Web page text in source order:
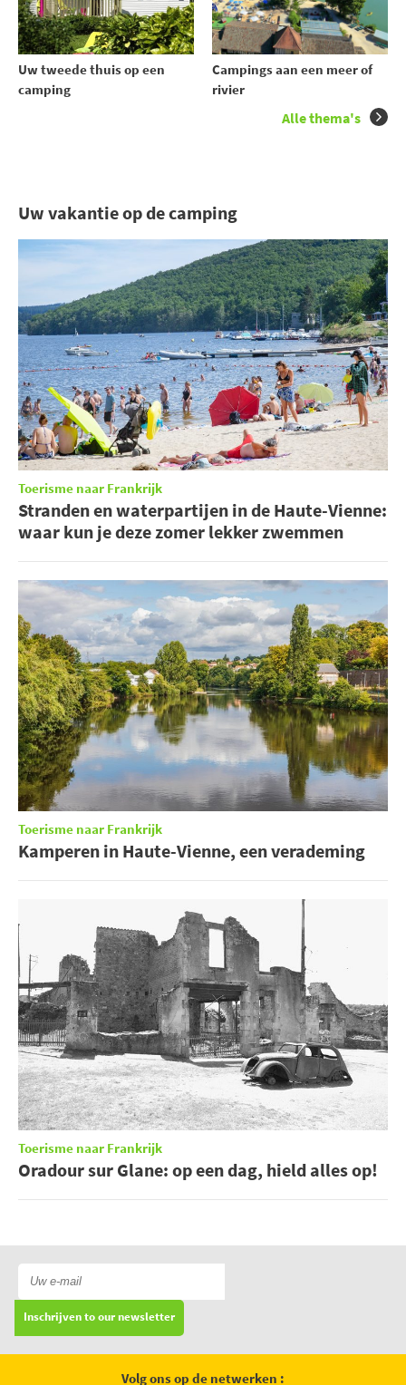
Uw tweede thuis op een
camping
Campings aan een meer of
rivier
Alle thema's
Uw vakantie op de camping
Toerisme naar Frankrijk
Stranden en waterpartijen in de Haute-Vienne:
waar kun je deze zomer lekker zwemmen
Toerisme naar Frankrijk
Kamperen in Haute-Vienne, een verademing
Toerisme naar Frankrijk
Oradour sur Glane: op een dag, hield alles op!
Inschrijven to our newsletter
Volg ons op de netwerken :